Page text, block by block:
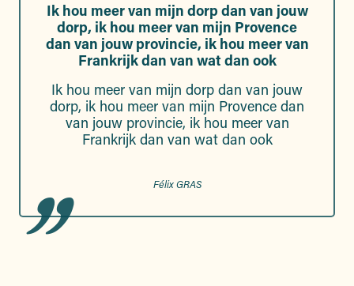
Ik hou meer van mijn dorp dan van jouw
dorp, ik hou meer van mijn Provence
dan van jouw provincie, ik hou meer van
Frankrijk dan van wat dan ook
Ik hou meer van mijn dorp dan van jouw
dorp, ik hou meer van mijn Provence dan
van jouw provincie, ik hou meer van
Frankrijk dan van wat dan ook
Félix GRAS